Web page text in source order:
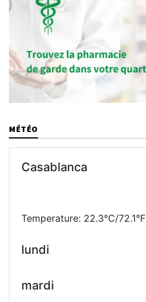
MÉTÉO
Casablanca
Temperature: 22.3°C/72.1°F
lundi
mardi